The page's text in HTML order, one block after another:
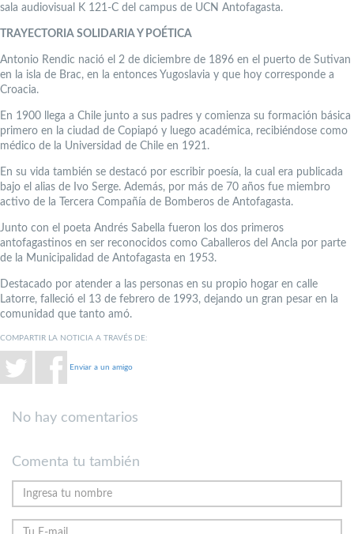
sala audiovisual K 121-C del campus de UCN Antofagasta.
TRAYECTORIA SOLIDARIA Y POÉTICA
Antonio Rendic nació el 2 de diciembre de 1896 en el puerto de Sutivan
en la isla de Brac, en la entonces Yugoslavia y que hoy corresponde a
Croacia.
En 1900 llega a Chile junto a sus padres y comienza su formación básica
primero en la ciudad de Copiapó y luego académica, recibiéndose como
médico de la Universidad de Chile en 1921.
En su vida también se destacó por escribir poesía, la cual era publicada
bajo el alias de Ivo Serge. Además, por más de 70 años fue miembro
activo de la Tercera Compañía de Bomberos de Antofagasta.
Junto con el poeta Andrés Sabella fueron los dos primeros
antofagastinos en ser reconocidos como Caballeros del Ancla por parte
de la Municipalidad de Antofagasta en 1953.
Destacado por atender a las personas en su propio hogar en calle
Latorre, falleció el 13 de febrero de 1993, dejando un gran pesar en la
comunidad que tanto amó.
COMPARTIR LA NOTICIA A TRAVÉS DE:
Enviar a un amigo
No hay comentarios
Comenta tu también